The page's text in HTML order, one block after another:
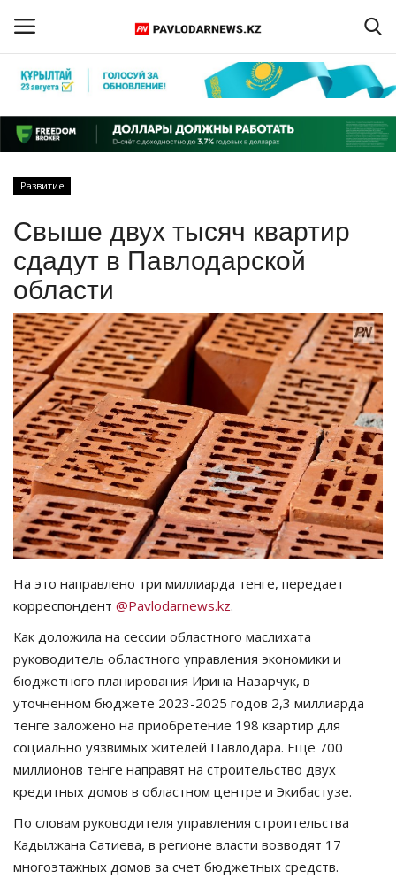
Регистрация
Главная
ПАВЛОДАРСКАЯ ОБЛАСТЬ
КАЗАХСТАН
МИР
СПЕЦПРОЕКТЫ
СПОРТ
Чек-лист
РАЗВЛЕЧЕНИЯ
OFFICIAL
Курултай
Язык
Қазақша Русский
Развитие
Свыше двух тысяч квартир
сдадут в Павлодарской
области
На это направлено три миллиарда тенге, передает
корреспондент @Pavlodarnews.kz.
Как доложила на сессии областного маслихата
руководитель областного управления экономики и
бюджетного планирования Ирина Назарчук, в
уточненном бюджете 2023-2025 годов 2,3 миллиарда
тенге заложено на приобретение 198 квартир для
социально уязвимых жителей Павлодара. Еще 700
миллионов тенге направят на строительство двух
кредитных домов в областном центре и Экибастузе.
По словам руководителя управления строительства
Кадылжана Сатиева, в регионе власти возводят 17
многоэтажных домов за счет бюджетных средств.